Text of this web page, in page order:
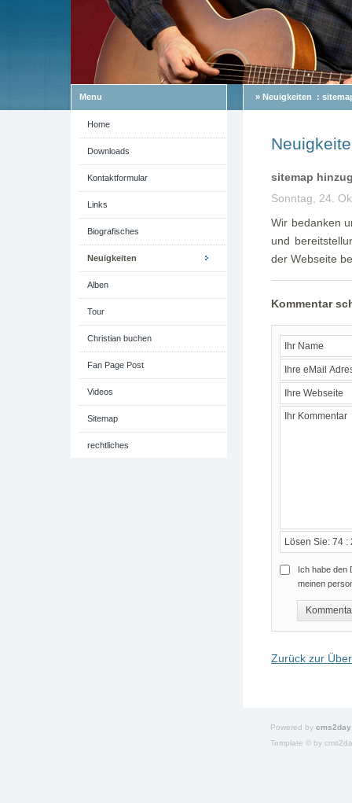
Menu
Home
Downloads
Kontaktformular
Links
Biografisches
Neuigkeiten
Alben
Tour
Christian buchen
Fan Page Post
Videos
Sitemap
rechtliches
» Neuigkeiten :
sitemap
Sonntag, 24.
Wir bedanken
und
der Webseite
Kommentar
Ich habe den
meinen
Zurück zur
Powered by cms2day
Template © by